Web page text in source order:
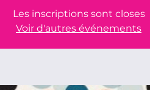
Les inscriptions sont closes
Voir d'autres événements